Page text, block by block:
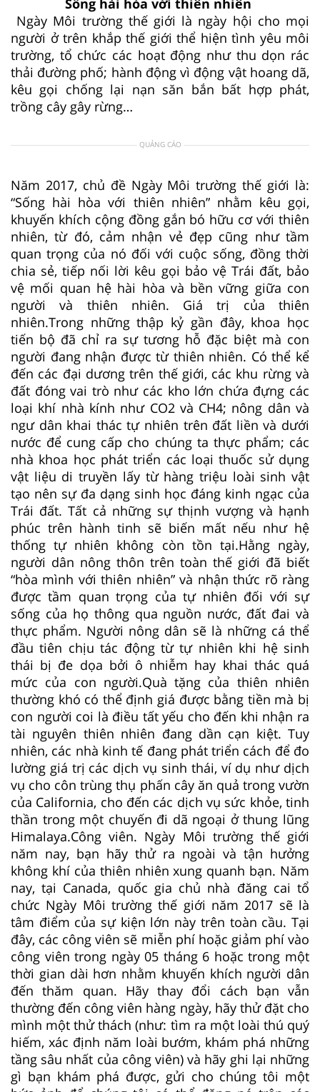
Ngày Môi trường thế giới là ngày hội cho mọi
người ở trên khắp thế giới thể hiện tình yêu môi
trường, tổ chức các hoạt động như thu dọn rác
thải đường phố; hành động vì động vật hoang dã,
kêu gọi chống lại nạn săn bắn bất hợp phát,
trồng cây gây rừng…
QUẢNG CÁO
Năm 2017, chủ đề Ngày Môi trường thế giới là:
“Sống hài hòa với thiên nhiên” nhằm kêu gọi,
khuyến khích cộng đồng gắn bó hữu cơ với thiên
nhiên, từ đó, cảm nhận vẻ đẹp cũng như tầm
quan trọng của nó đối với cuộc sống, đồng thời
chia sẻ, tiếp nối lời kêu gọi bảo vệ Trái đất, bảo
vệ mối quan hệ hài hòa và bền vững giữa con
người và thiên nhiên. Giá trị của thiên
nhiên.Trong những thập kỷ gần đây, khoa học
tiến bộ đã chỉ ra sự tương hỗ đặc biệt mà con
người đang nhận được từ thiên nhiên. Có thể kể
đến các đại dương trên thế giới, các khu rừng và
đất đóng vai trò như các kho lớn chứa đựng các
loại khí nhà kính như CO2 và CH4; nông dân và
ngư dân khai thác tự nhiên trên đất liền và dưới
nước để cung cấp cho chúng ta thực phẩm; các
nhà khoa học phát triển các loại thuốc sử dụng
vật liệu di truyền lấy từ hàng triệu loài sinh vật
tạo nên sự đa dạng sinh học đáng kinh ngạc của
Trái đất. Tất cả những sự thịnh vượng và hạnh
phúc trên hành tinh sẽ biến mất nếu như hệ
thống tự nhiên không còn tồn tại.Hằng ngày,
người dân nông thôn trên toàn thế giới đã biết
“hòa mình với thiên nhiên” và nhận thức rõ ràng
được tầm quan trọng của tự nhiên đối với sự
sống của họ thông qua nguồn nước, đất đai và
thực phẩm. Người nông dân sẽ là những cá thể
đầu tiên chịu tác động từ tự nhiên khi hệ sinh
thái bị đe dọa bởi ô nhiễm hay khai thác quá
mức của con người.Quà tặng của thiên nhiên
thường khó có thể định giá được bằng tiền mà bị
con người coi là điều tất yếu cho đến khi nhận ra
tài nguyên thiên nhiên đang dần cạn kiệt. Tuy
nhiên, các nhà kinh tế đang phát triển cách để đo
lường giá trị các dịch vụ sinh thái, ví dụ như dịch
vụ cho côn trùng thụ phấn cây ăn quả trong vườn
của California, cho đến các dịch vụ sức khỏe, tinh
thần trong một chuyến đi dã ngoại ở thung lũng
Himalaya.Công viên. Ngày Môi trường thế giới
năm nay, bạn hãy thử ra ngoài và tận hưởng
không khí của thiên nhiên xung quanh bạn. Năm
nay, tại Canada, quốc gia chủ nhà đăng cai tổ
chức Ngày Môi trường thế giới năm 2017 sẽ là
tâm điểm của sự kiện lớn này trên toàn cầu. Tại
đây, các công viên sẽ miễn phí hoặc giảm phí vào
công viên trong ngày 05 tháng 6 hoặc trong một
thời gian dài hơn nhằm khuyến khích người dân
đến thăm quan. Hãy thay đổi cách bạn vẫn
thường đến công viên hàng ngày, hãy thử đặt cho
mình một thử thách (như: tìm ra một loài thú quý
hiếm, xác định năm loài bướm, khám phá những
tầng sâu nhất của công viên) và hãy ghi lại những
gì bạn khám phá được, gửi cho chúng tôi một